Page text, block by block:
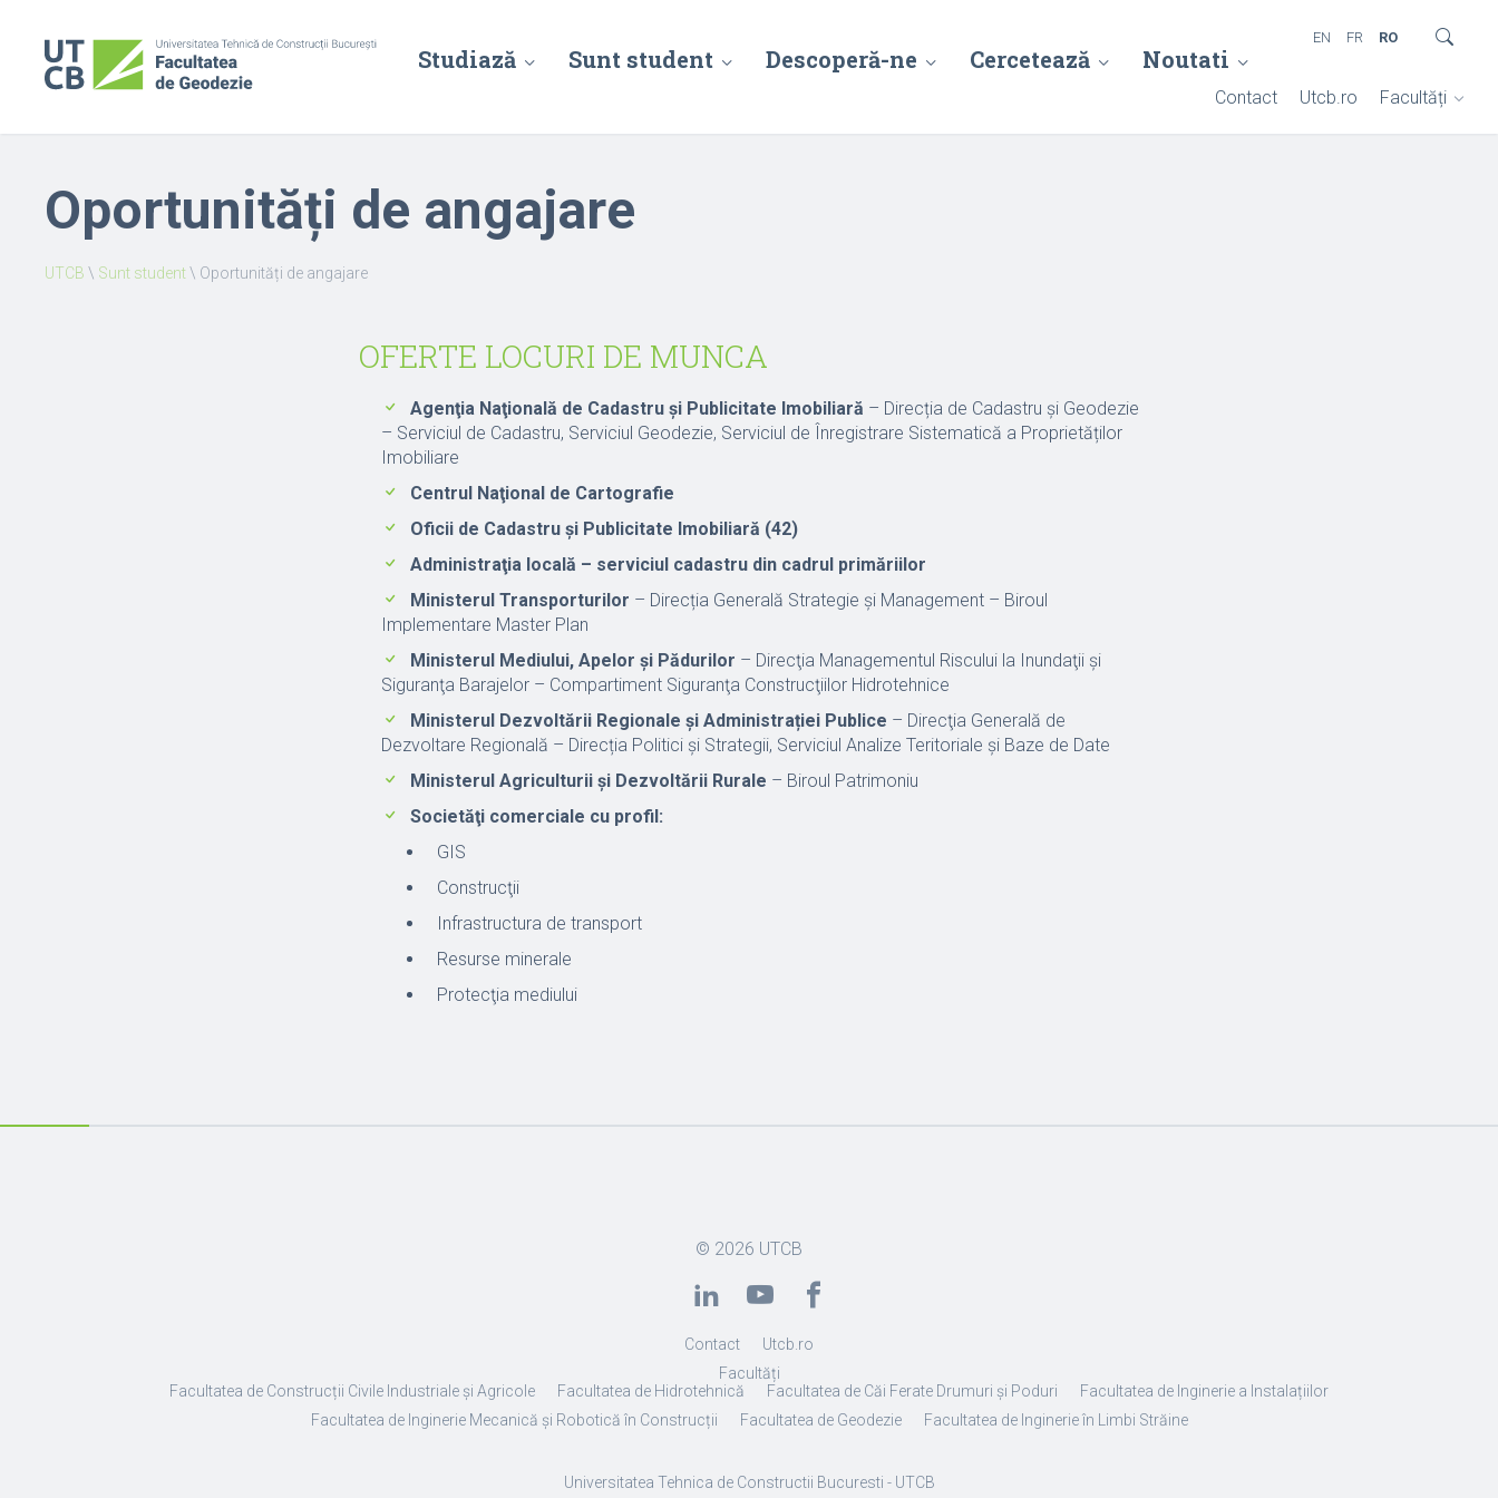
Studiază Sunt student Descoperă-ne Cercetează Noutati
Contact Utcb.ro Facultăți
EN FR RO
Oportunități de angajare
UTCB \ Sunt student\ Oportunități de angajare
OFERTE LOCURI DE MUNCA
Agenţia Naţională de Cadastru şi Publicitate Imobiliară – Direcția de Cadastru și Geodezie
– Serviciul de Cadastru, Serviciul Geodezie, Serviciul de Înregistrare Sistematică a Proprietăților
Imobiliare
Centrul Naţional de Cartografie
Oficii de Cadastru şi Publicitate Imobiliară (42)
Administraţia locală – serviciul cadastru din cadrul primăriilor
Ministerul Transporturilor – Direcția Generală Strategie și Management – Biroul
Implementare Master Plan
Ministerul Mediului, Apelor și Pădurilor – Direcţia Managementul Riscului la Inundaţii şi
Siguranţa Barajelor – Compartiment Siguranţa Construcţiilor Hidrotehnice
Ministerul Dezvoltării Regionale și Administrației Publice – Direcţia Generală de
Dezvoltare Regională – Direcția Politici și Strategii, Serviciul Analize Teritoriale și Baze de Date
Ministerul Agriculturii și Dezvoltării Rurale – Biroul Patrimoniu
Societăţi comerciale cu profil:
GIS
Construcţii
Infrastructura de transport
Resurse minerale
Protecţia mediului
© 2026 UTCB
Contact
Utcb.ro
Facultăți
Facultatea de Construcții Civile Industriale și Agricole
Facultatea de Hidrotehnică Facultatea de Căi Ferate Drumuri și Poduri
Facultatea de Inginerie a Instalațiilor
Facultatea de Inginerie Mecanică și Robotică în Construcții
Facultatea de Geodezie Facultatea de Inginerie în Limbi Străine
Universitatea Tehnica de Constructii Bucuresti - UTCB